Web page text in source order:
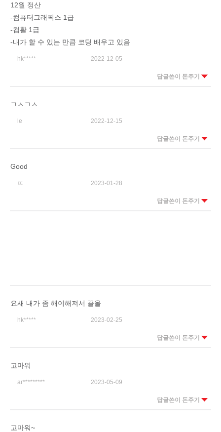
12월 정산
-컴퓨터그래픽스 1급
-컴활 1급
-내가 할 수 있는 만큼 코딩 배우고 있음
hk***** 2022-12-05
답글쓴이 돈주기
ㄱㅅㄱㅅ
le 2022-12-15
답글쓴이 돈주기
Good
ㄸ 2023-01-28
답글쓴이 돈주기
요새 내가 좀 해이해져서 끌올
hk***** 2023-02-25
답글쓴이 돈주기
고마워
ar********* 2023-05-09
답글쓴이 돈주기
고마워~